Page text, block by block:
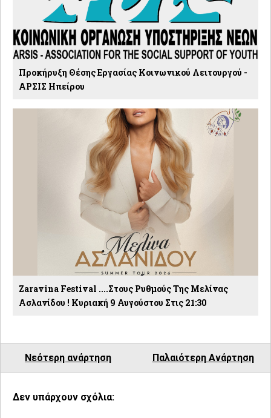
Προκήρυξη Θέσης Εργασίας Κοινωνικού Λειτουργού -
ΑΡΣΙΣ Ηπείρου
Zaravina Festival ....στους Ρυθμούς Της Μελίνας
Ασλανίδου ! Κυριακή 9 Αυγούστου Στις 21:30
Νεότερη ανάρτηση Παλαιότερη Ανάρτηση
Δεν υπάρχουν σχόλια: